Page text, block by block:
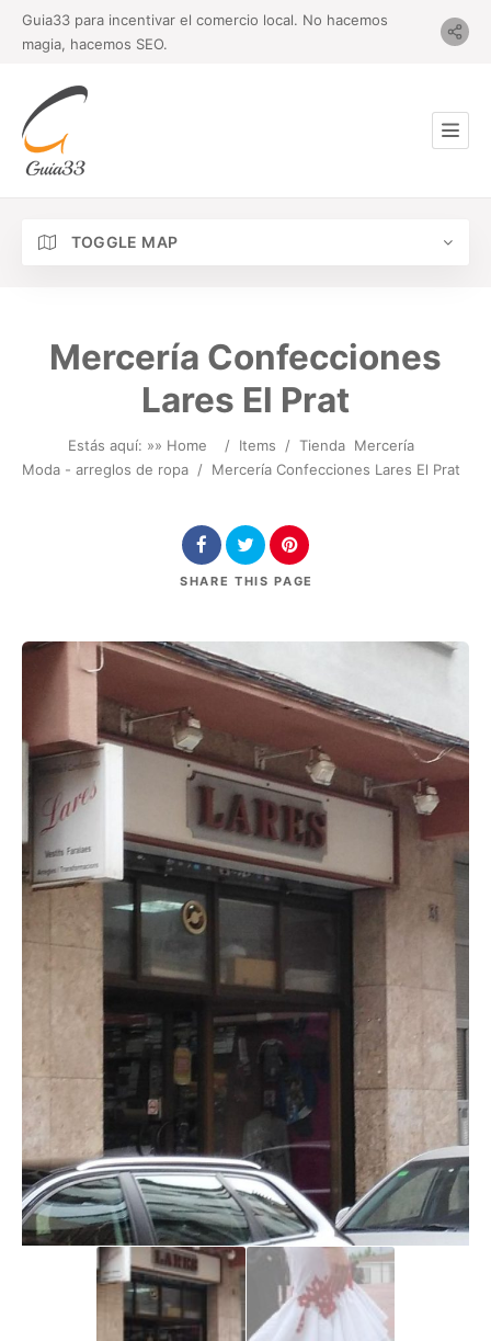
Guia33 para incentivar el comercio local. No hacemos
magia, hacemos SEO.
TOGGLE MAP
Mercería Confecciones
Lares El Prat
Estás aquí: »» Home / Items / Tienda Mercería
Moda - arreglos de ropa / Mercería Confecciones Lares El Prat
SHARE THIS PAGE